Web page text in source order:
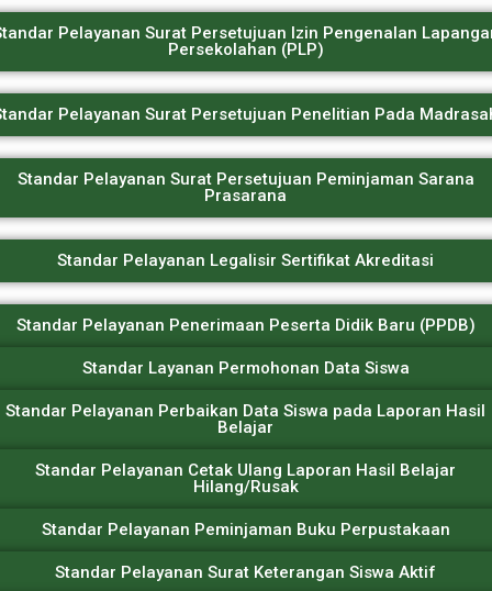
Pelayanan Surat Persetujuan Izin Pengenalan
Persekolahan (PLP)
Pelayanan Surat Persetujuan Penelitian Pada
Standar Pelayanan Surat Persetujuan Peminjaman Sarana
Prasarana
Standar Pelayanan Legalisir Sertifikat Akreditasi
Standar Pelayanan Penerimaan Peserta Didik Baru (PPDB)
Standar Layanan Permohonan Data Siswa
Standar Pelayanan Perbaikan Data Siswa pada Laporan Hasil
Belajar
Standar Pelayanan Cetak Ulang Laporan Hasil Belajar
Hilang/Rusak
Standar Pelayanan Peminjaman Buku Perpustakaan
Standar Pelayanan Surat Keterangan Siswa Aktif